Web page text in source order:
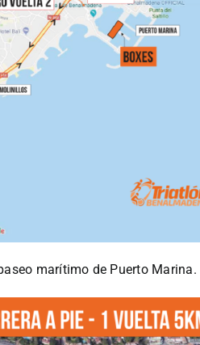
marítimo de Puerto Marina.